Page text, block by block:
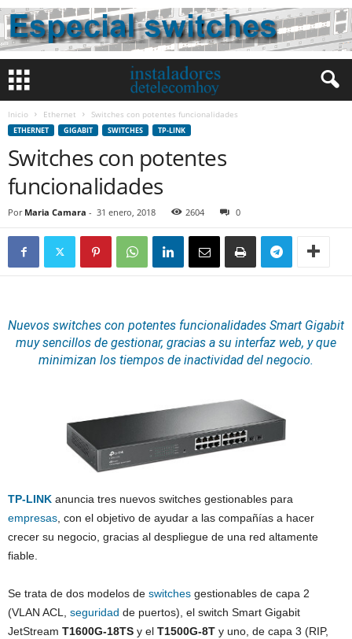
Inicio Ethernet Switches con potentes funcionalidades
ETHERNET GIGABIT SWITCHES TP-LINK
Switches con potentes
funcionalidades
Por Maria Camara - 31 enero, 2018 2604 0
Nuevos switches con potentes funcionalidades Smart Gigabit
muy sencillos de gestionar, gracias a su interfaz web, y que
minimizan los tiempos de inactividad del negocio.
TP-LINK anuncia tres nuevos switches gestionables para
empresas, con el objetivo de ayudar a las compañías a hacer
crecer su negocio, gracias al despliegue de una red altamente
fiable.
Se trata de dos modelos de switches gestionables de capa 2
(VLAN ACL, seguridad de puertos), el switch Smart Gigabit
JetStream T1600G-18TS y el T1500G-8T y uno, de capa 3 (RIP,